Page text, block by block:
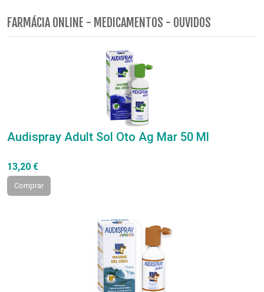
FARMÁCIA ONLINE - MEDICAMENTOS - OUVIDOS
Audispray Adult Sol Oto Ag Mar 50 Ml
13,20 €
Comprar